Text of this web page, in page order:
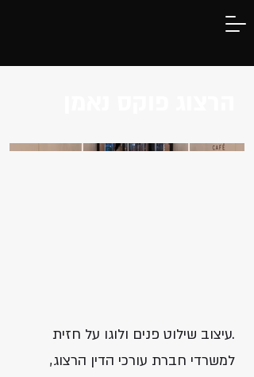
.עיצוב שילוט פנים ולוגו על חזית
למשרדי חברת עורכי הדין הרצוג,